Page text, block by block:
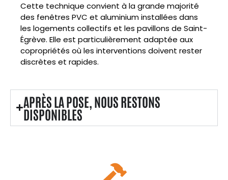
Cette technique convient à la grande majorité
des fenêtres PVC et aluminium installées dans
les logements collectifs et les pavillons de Saint-
Égrève. Elle est particulièrement adaptée aux
copropriétés où les interventions doivent rester
discrètes et rapides.
APRÈS LA POSE, NOUS RESTONS
DISPONIBLES